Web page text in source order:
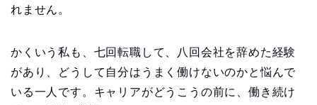
れません。
かくいう私も、七回転職して、八回会社を辞めた経験
があり、どうして自分はうまく働けないのかと悩んで
いる一人です。キャリアがどうこうの前に、働き続け